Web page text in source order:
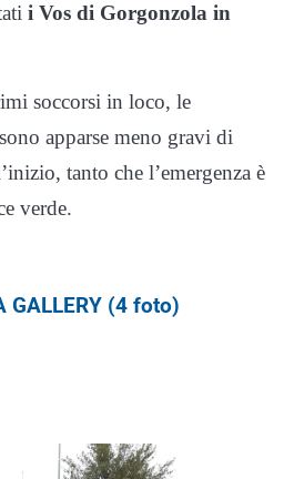
i Vos di Gorgonzola in
soccorsi in loco, le
apparse meno gravi di
tanto che l’emergenza è
verde.
GALLERY (4 foto)